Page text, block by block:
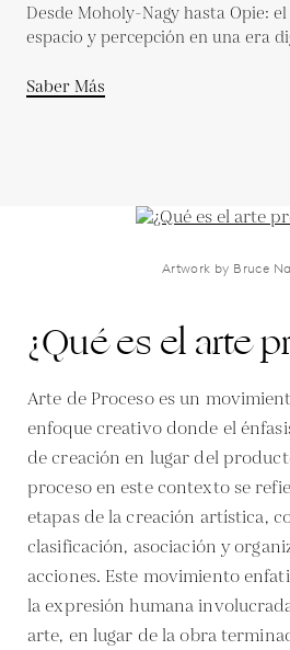
Desde Moholy-Nagy hasta Opie:
espacio y percepción en una era
Saber Más
Artwork by Bruce
¿Qué es el arte
Arte de Proceso es un
enfoque creativo donde el
de creación en lugar del
proceso en este contexto se
etapas de la creación artística,
clasificación, asociación y
acciones. Este movimiento
la expresión humana
arte, en lugar de la obra